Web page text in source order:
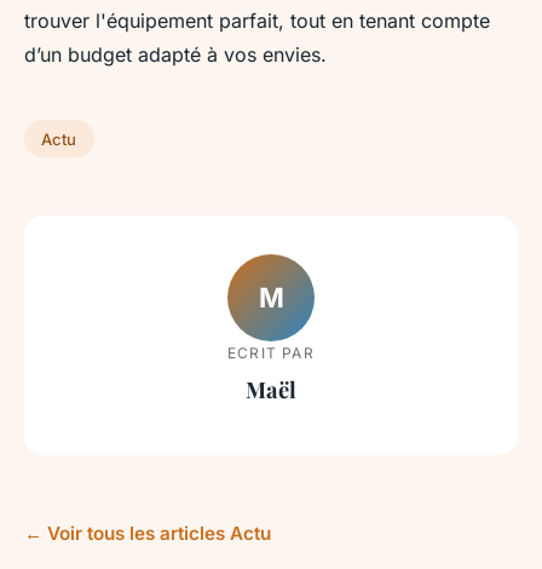
trouver l'équipement parfait, tout en tenant compte
d’un budget adapté à vos envies.
Actu
M
ECRIT PAR
Maël
← Voir tous les articles Actu